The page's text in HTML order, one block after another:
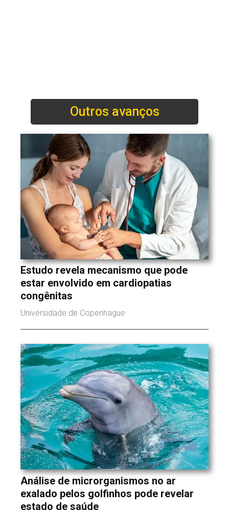
Outros avanços
Estudo revela mecanismo que pode
estar envolvido em cardiopatias
congênitas
Universidade de Copenhague
Análise de microrganismos no ar
exalado pelos golfinhos pode revelar
estado de saúde